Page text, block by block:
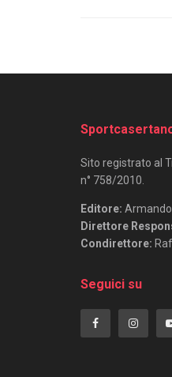
Sito registrato al
n° 758/2010.
Editore:
Direttore
Condirettore:
Seguici su